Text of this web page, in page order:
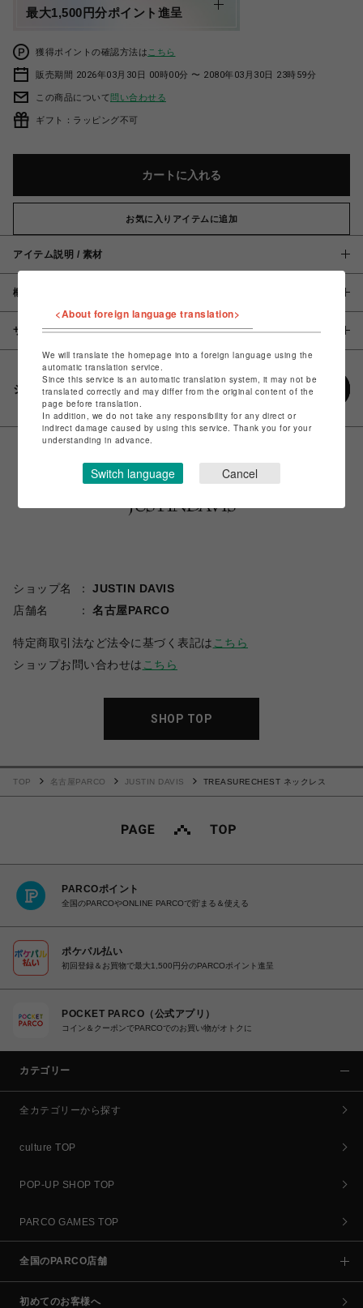
最大1,500円分ポイント進呈
獲得ポイントの確認方法は こちら
販売期間 2026年03月30日 00時00分 〜 2080年03月30日 23時59分
この商品について問い合わせる
ギフト：ラッピング不可
カートに入れる
お気に入りアイテムに追加
アイテム説明 / 素材
概要
サイズ
シェアする
ショップ名
JUSTIN DAVIS
店舗名
名古屋PARCO
特定商取引法など法令に基づく表記は こちら
ショップお問い合わせは こちら
SHOP TOP
TOP 名古屋PARCO JUSTIN DAVIS TREASURECHEST ネックレス
PARCOポイント
全国のPARCOやONLINE PARCOで貯まる＆使える
ポケパル払い
初回登録＆お買物で最大1,500円分のPARCOポイント進呈
POCKET PARCO（公式アプリ）
コイン＆クーポンでPARCOでのお買い物がオトクに
カテゴリー
全カテゴリーから探す
culture TOP
POP-UP SHOP TOP
PARCO GAMES TOP
全国のPARCO店舗
初めてのお客様へ
<About foreign language translation>
We will translate the homepage into a foreign language using the
automatic translation service.
Since this service is an automatic translation system, it may not be
translated correctly and may differ from the original content of the
page before translation.
In addition, we do not take any responsibility for any direct or
indirect damage caused by using this service. Thank you for your
understanding in advance.
Switch language Cancel